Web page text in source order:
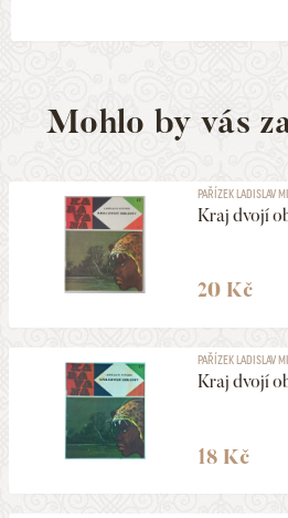
Mohlo by vás
PAŘÍZEK LADISLAV
Kraj dvojí
20 Kč
PAŘÍZEK LADISLAV
Kraj dvojí
18 Kč